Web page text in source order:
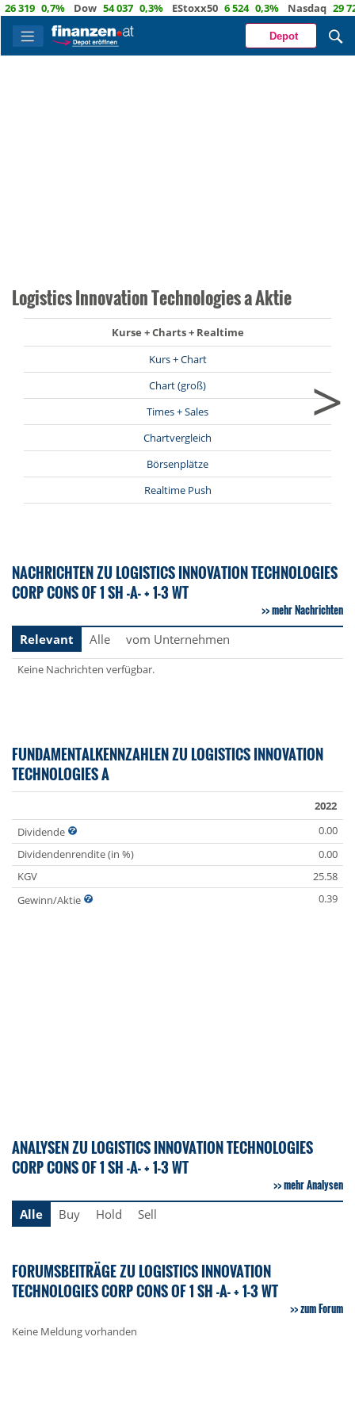
0,7% Dow 54 037 0,3% EStoxx50 6 524 0,3% Nasdaq 29 722
Depot
Logistics Innovation Technologies a Aktie
Kurse + Charts + Realtime
Kurs + Chart
Chart (groß)
Times + Sales
Chartvergleich
Börsenplätze
Realtime Push
>
NACHRICHTEN ZU LOGISTICS INNOVATION TECHNOLOGIES
CORP CONS OF 1 SH -A- + 1-3 WT
mehr Nachrichten
Relevant
Alle vom Unternehmen
Keine Nachrichten verfügbar.
FUNDAMENTALKENNZAHLEN ZU LOGISTICS INNOVATION
TECHNOLOGIES A
2022
Dividende
0.00
Dividendenrendite (in %)
0.00
KGV
25.58
Gewinn/Aktie
0.39
ANALYSEN ZU LOGISTICS INNOVATION TECHNOLOGIES
CORP CONS OF 1 SH -A- + 1-3 WT
mehr Analysen
Alle
Buy Hold Sell
FORUMSBEITRÄGE ZU LOGISTICS INNOVATION
TECHNOLOGIES CORP CONS OF 1 SH -A- + 1-3 WT
zum Forum
Keine Meldung vorhanden